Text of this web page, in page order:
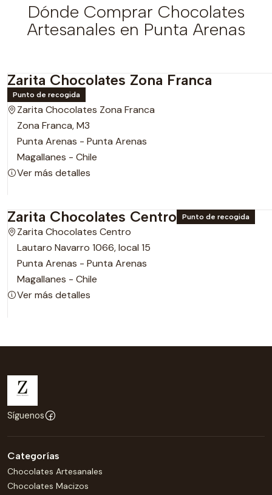
Dónde Comprar Chocolates
Artesanales en Punta Arenas
Zarita Chocolates Zona Franca
Punto de recogida
Zarita Chocolates Zona Franca
Zona Franca, M3
Punta Arenas - Punta Arenas
Magallanes - Chile
Ver más detalles
Zarita Chocolates Centro Punto de recogida
Zarita Chocolates Centro
Lautaro Navarro 1066, local 15
Punta Arenas - Punta Arenas
Magallanes - Chile
Ver más detalles
Síguenos
Categorías
Chocolates Artesanales
Chocolates Macizos